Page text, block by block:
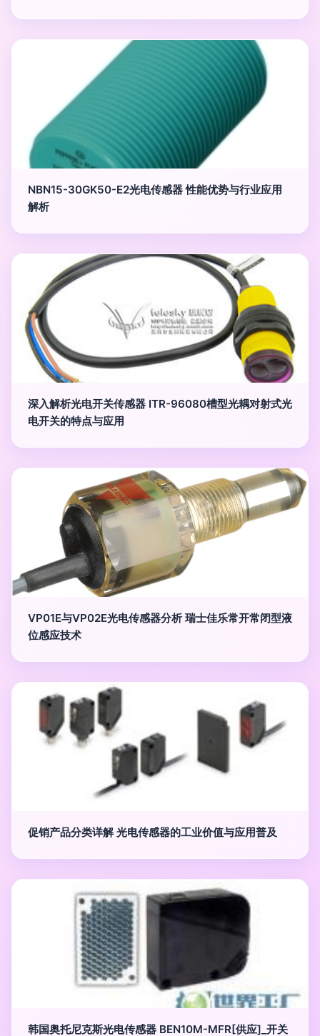
NBN15-30GK50-E2光电传感器 性能优势与行业应用
解析
深入解析光电开关传感器 ITR-96080槽型光耦对射式光
电开关的特点与应用
VP01E与VP02E光电传感器分析 瑞士佳乐常开常闭型液
位感应技术
促销产品分类详解 光电传感器的工业价值与应用普及
韩国奥托尼克斯光电传感器 BEN10M-MFR[供应]_开关